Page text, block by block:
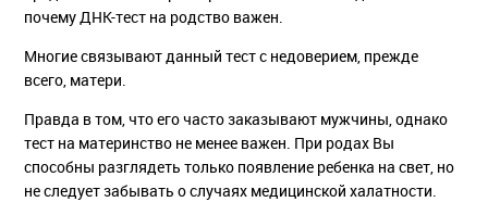
почему ДНК-тест на родство важен.
Многие связывают данный тест с недоверием, прежде
всего, матери.
Правда в том, что его часто заказывают мужчины, однако
тест на материнство не менее важен. При родах Вы
способны разглядеть только появление ребенка на свет, но
не следует забывать о случаях медицинской халатности.